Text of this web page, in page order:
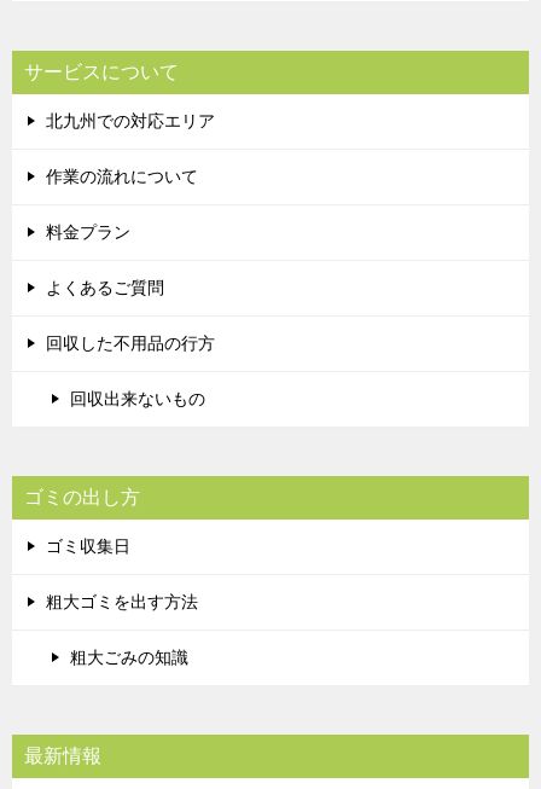
サービスについて
北九州での対応エリア
作業の流れについて
料金プラン
よくあるご質問
回収した不用品の行方
回収出来ないもの
ゴミの出し方
ゴミ収集日
粗大ゴミを出す方法
粗大ごみの知識
最新情報